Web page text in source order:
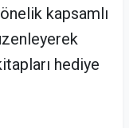
kapsamlı
hediye